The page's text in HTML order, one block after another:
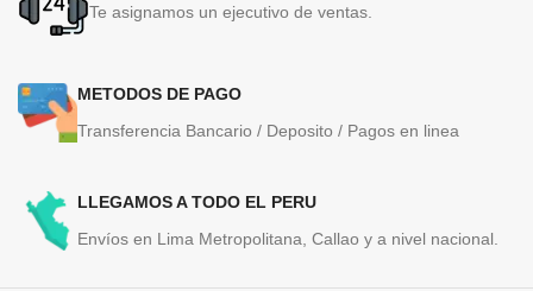
Te asignamos un ejecutivo de ventas.
METODOS DE PAGO
Transferencia Bancario / Deposito / Pagos en linea
LLEGAMOS A TODO EL PERU
Envíos en Lima Metropolitana, Callao y a nivel nacional.